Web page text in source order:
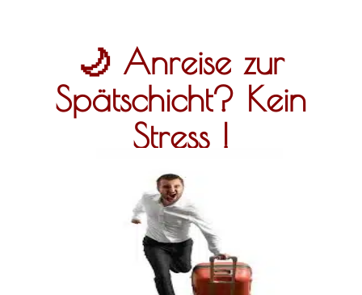
🌙 Anreise zur
Spätschicht? Kein
Stress !